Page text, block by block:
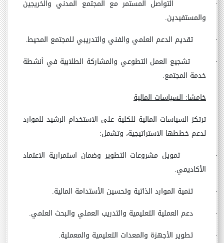
·
التواصل المستمر مع المجتمع المدني والخريجين
والمستفيدين.
·
تقديم الدعم العلمي والفني والتدريبي للمجتمع المحيط.
·
تشجيع العمل التطوعي والمشاركة الطلابية في أنشطة
خدمة المجتمع.
خامسًا: السياسات المالية
ترتكز السياسات المالية للكلية على الاستخدام الرشيد للموارد
لدعم خططها الاستراتيجية، وتشمل:
·
تمويل مشروعات التطوير وضمان استمرارية الاعتماد
الأكاديمي.
·
تنمية الموارد الذاتية وتحسين الأستدامة المالية.
·
دعم العملية التعليمية والتدريب العملي والبحث العلمي.
·
تطوير الأجهزة والمعدات التعليمية والمعملية.